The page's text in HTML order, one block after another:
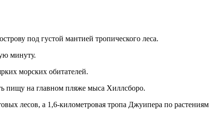
под густой мантией тропического леса.
минуту.
морских обитателей.
пищу на главном пляже мыса Хиллсборо.
лесов, а 1,6-километровая тропа Джуипера по растениям